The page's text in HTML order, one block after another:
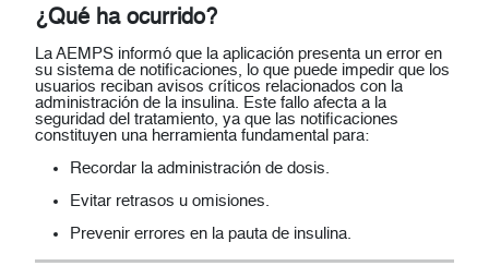
¿Qué ha ocurrido?
La AEMPS informó que la aplicación presenta un error en
su sistema de notificaciones, lo que puede impedir que los
usuarios reciban avisos críticos relacionados con la
administración de la insulina. Este fallo afecta a la
seguridad del tratamiento, ya que las notificaciones
constituyen una herramienta fundamental para:
Recordar la administración de dosis.
Evitar retrasos u omisiones.
Prevenir errores en la pauta de insulina.